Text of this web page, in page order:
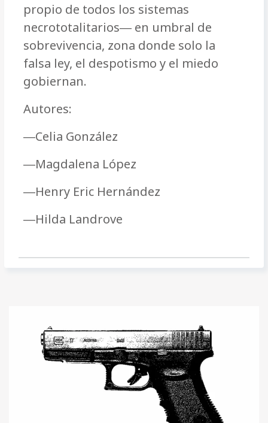
propio de todos los sistemas
necrototalitarios― en umbral de
sobrevivencia, zona donde solo la
falsa ley, el despotismo y el miedo
gobiernan.
Autores:
―Celia González
―Magdalena López
―Henry Eric Hernández
―Hilda Landrove